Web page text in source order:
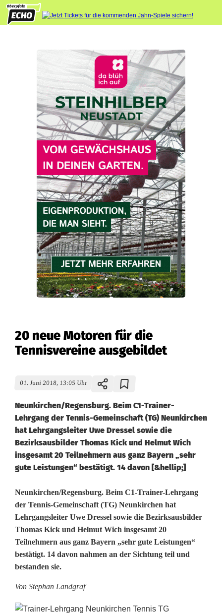
20 neue Motoren für die
Tennisvereine ausgebildet
01. Juni 2018, 13:05 Uhr
Neunkirchen/Regensburg. Beim C1-Trainer-
Lehrgang der Tennis-Gemeinschaft (TG) Neunkirchen
hat Lehrgangsleiter Uwe Dressel sowie die
Bezirksausbilder Thomas Kick und Helmut Wich
insgesamt 20 Teilnehmern aus ganz Bayern „sehr
gute Leistungen“ bestätigt. 14 davon [&hellip;]
2
0
n
e
u
e
M
Neunkirchen/Regensburg. Beim C1-Trainer-Lehrgang
der Tennis-Gemeinschaft (TG) Neunkirchen hat
Lehrgangsleiter Uwe Dressel sowie die Bezirksausbilder
Thomas Kick und Helmut Wich insgesamt 20
Teilnehmern aus ganz Bayern „sehr gute Leistungen“
bestätigt. 14 davon nahmen an der Sichtung teil und
bestanden sie.
Von Stephan Landgraf